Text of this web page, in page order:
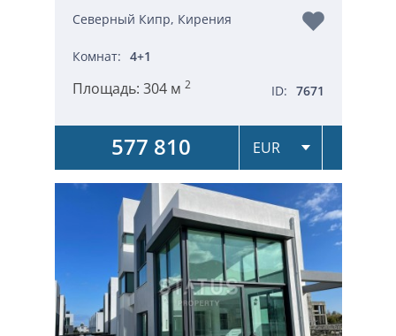
Северный Кипр, Кирения
Комнат: 4+1
Площадь: 304 м 2 ID: 7671
577 810